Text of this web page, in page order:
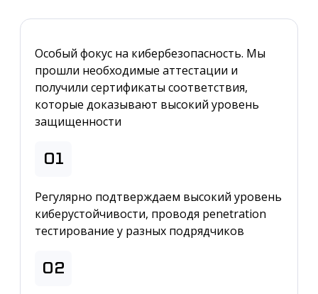
Особый фокус на кибербезопасность. Мы
прошли необходимые аттестации и
получили сертификаты соответствия,
которые доказывают высокий уровень
защищенности
01
Регулярно подтверждаем высокий уровень
киберустойчивости, проводя penetration
тестирование у разных подрядчиков
02